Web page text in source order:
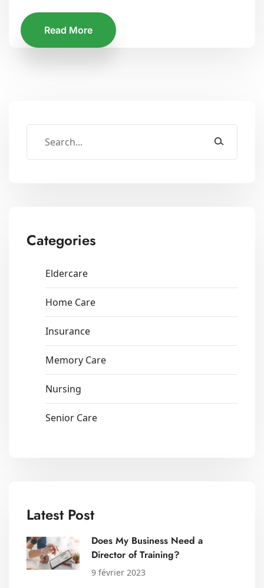
Categories
Eldercare
Home Care
Insurance
Memory Care
Nursing
Senior Care
Latest Post
Does My Business Need a
Director of Training?
9 février 2023
Read More